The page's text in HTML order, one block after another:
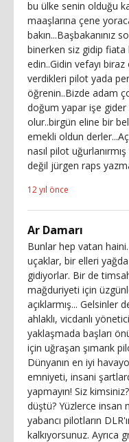
bu ülke senin olduğu
maaşlarına çene
bakın...Başbakanınız
binerken siz gidip
edin..Gidin vefayı
verdikleri pilot yada
öğrenin..Bizde adam
doğum yapar işe
olur..birgün eline bir
emekli oldun
nasıl pilot
değil jürgen raps
12 yıl önce
Ar Damarı
Bunlar hep vatan
uçaklar, bir elleri
gidiyorlar. Bir de
mağduriyeti için
açıklarmış... Gelsinler
ahlaklı, vicdanlı
yaklaşmada başları
için uğraşan şımarık
Dünyanın en iyi
emniyeti, insani
yapmayın! Siz
düştü? Yüzlerce insan
yabancı pilotların
kalkıyorsunuz. Ayrıca